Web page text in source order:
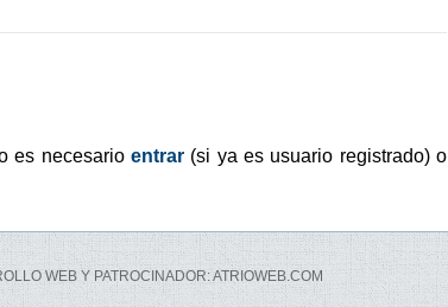
es necesario entrar (si ya es usuario registrado) o
WEB Y PATROCINADOR: ATRIOWEB.COM